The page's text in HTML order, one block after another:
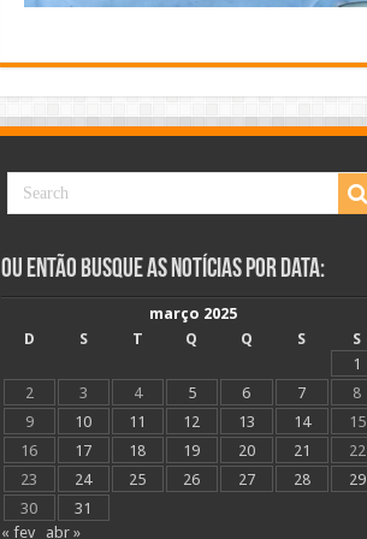
Ou Então Busque as Notícias Por Data:
março 2025
D
S T Q Q S
S
1
2
3 4 5 6 7
8
9
10 11 12 13 14
15
16
17 18 19 20 21
22
23
24 25 26 27 28
29
30
31
« fev
abr »